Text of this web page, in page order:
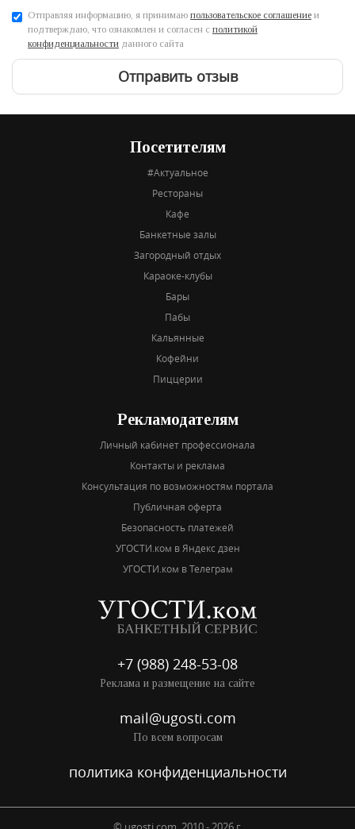
Отправляя информацию, я принимаю пользовательское соглашение и
подтверждаю, что ознакомлен и согласен с политикой
конфиденциальности данного сайта
Отправить отзыв
Посетителям
#Актуальное
Рестораны
Кафе
Банкетные залы
Загородный отдых
Караоке-клубы
Бары
Пабы
Кальянные
Кофейни
Пиццерии
Рекламодателям
Личный кабинет профессионала
Контакты и реклама
Консультация по возможностям портала
Публичная оферта
Безопасность платежей
УГОСТИ.ком в Яндекс дзен
УГОСТИ.ком в Телеграм
+7 (988) 248-53-08
Реклама и размещение на сайте
mail@ugosti.com
По всем вопросам
политика конфиденциальности